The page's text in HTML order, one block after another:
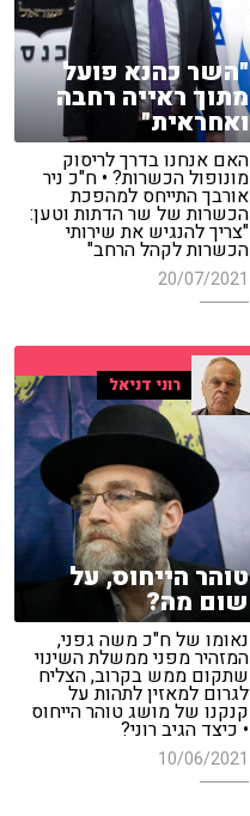
"השר כהנא פועל
מתוך ראייה רחבה
ואחראית"
האם אנחנו בדרך לריסוק
מונופול הכשרות? • ח"כ ניר
אורבך התייחס למהפכת
הכשרות של שר הדתות וטען:
"צריך להנגיש את שירותי
הכשרות לקהל הרחב"
20/07/2021
רוני דניאל
טוהר הייחוס, על
שום מה?
נאומו של ח"כ משה גפני,
המזהיר מפני ממשלת השינוי
שתקום ממש בקרוב, הצליח
לגרום למאזין לתהות על
קנקנו של מושג טוהר הייחוס
• כיצד הגיב רוני?
10/06/2021